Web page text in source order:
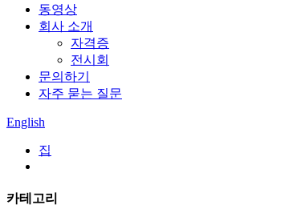
동영상
회사 소개
자격증
전시회
문의하기
자주 묻는 질문
English
집
카테고리